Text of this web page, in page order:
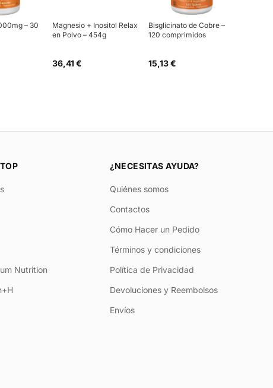
– 30
Magnesio + Inositol Relax
en Polvo – 454g
36,41 €
Bisglicinato de Cobre –
120 comprimidos
15,13 €
Nutrition
¿NECESITAS AYUDA?
Quiénes somos
Contactos
Cómo Hacer un Pedido
Términos y condiciones
Política de Privacidad
Devoluciones y Reembolsos
Envíos